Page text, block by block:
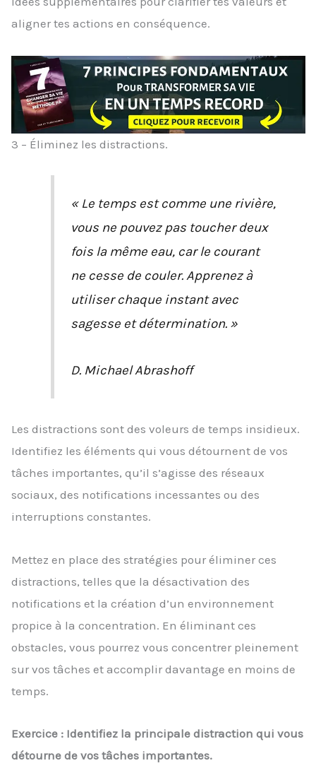
aligner tes actions en conséquence.
3 – Éliminez les distractions.
« Le temps est comme une rivière,
vous ne pouvez pas toucher deux
fois la même eau, car le courant
ne cesse de couler. Apprenez à
utiliser chaque instant avec
sagesse et détermination. »
D. Michael Abrashoff
Les distractions sont des voleurs de temps insidieux.
Identifiez les éléments qui vous détournent de vos
tâches importantes, qu’il s’agisse des réseaux
sociaux, des notifications incessantes ou des
interruptions constantes.
Mettez en place des stratégies pour éliminer ces
distractions, telles que la désactivation des
notifications et la création d’un environnement
propice à la concentration. En éliminant ces
obstacles, vous pourrez vous concentrer pleinement
sur vos tâches et accomplir davantage en moins de
temps.
Exercice : Identifiez la principale distraction qui vous
détourne de vos tâches importantes.